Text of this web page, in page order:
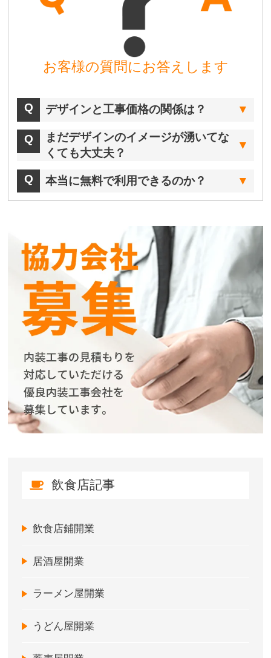
お客様の質問にお答えします
デザインと工事価格の関係は？
まだデザインのイメージが湧いてな
くても大丈夫？
本当に無料で利用できるのか？
飲食店記事
飲食店鋪開業
居酒屋開業
ラーメン屋開業
うどん屋開業